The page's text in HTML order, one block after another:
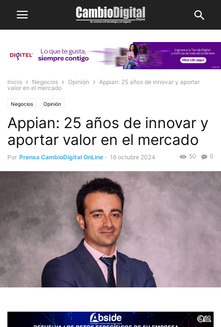
Inicio Negocios Opinión
Appian: 25 años de innovar y aportar
valor en el mercado
Negocios Opinión
Appian: 25 años de innovar y
aportar valor en el mercado
Por Prensa CambioDigital OnLine - 16 octubre 2024 0
50